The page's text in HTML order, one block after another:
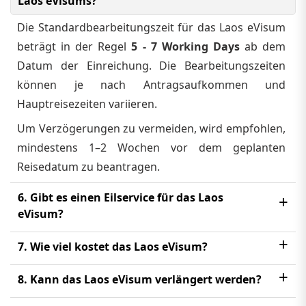
Die Standardbearbeitungszeit für das Laos eVisum
beträgt in der Regel5 - 7 Working Daysab dem
Datum der Einreichung. Die Bearbeitungszeiten
können je nach Antragsaufkommen und
Hauptreisezeiten variieren.
Um Verzögerungen zu vermeiden, wird empfohlen,
mindestens 1–2 Wochen vor dem geplanten
Reisedatum zu beantragen.
6. Gibt es einen Eilservice für das Laos
eVisum?
Ja, Reisende mit dringenden Plänen können
Bearbeitungszeit auf3 - 5 Working Daysanstelle
der Standardzeit von5 - 7 Working Daysverkürzen
7. Wie viel kostet das Laos eVisum?
Die
Kosten des Laos eVisums
hängen von
8. Kann das Laos eVisum verlängert werden?